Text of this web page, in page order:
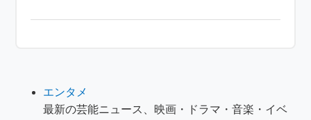
エンタメ
最新の芸能ニュース、映画・ドラマ・音楽・イベ